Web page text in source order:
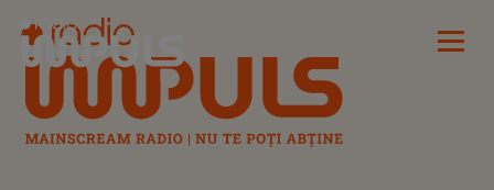
Radio Impuls